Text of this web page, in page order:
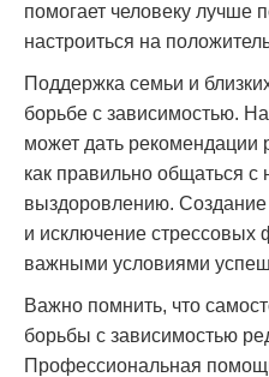
помогает человеку лучше
настроиться на
Поддержка семьи и
борьбе с зависимостью.
может дать рекомендации
как правильно общаться с
выздоровлению.
и исключение стрессовых
важными условиями
Важно помнить, что
борьбы с зависимостью
Профессиональная